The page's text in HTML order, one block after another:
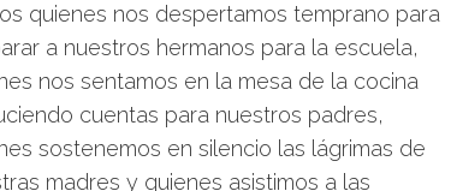
quienes nos despertamos temprano para
a nuestros hermanos para la escuela,
nos sentamos en la mesa de la cocina
cuentas para nuestros padres,
sostenemos en silencio las lágrimas de
madres y quienes asistimos a las